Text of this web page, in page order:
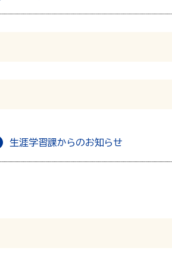
生涯学習課からのお知らせ